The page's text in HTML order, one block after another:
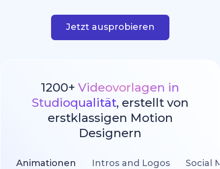
Jetzt ausprobieren
1200+ Videovorlagen in
Studioqualität, erstellt von
erstklassigen Motion
Designern
Animationen Intros and Logos Social